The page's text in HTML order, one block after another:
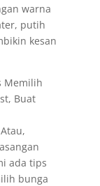
warna
putih
kesan
Memilih
Buat
ada tips
bunga